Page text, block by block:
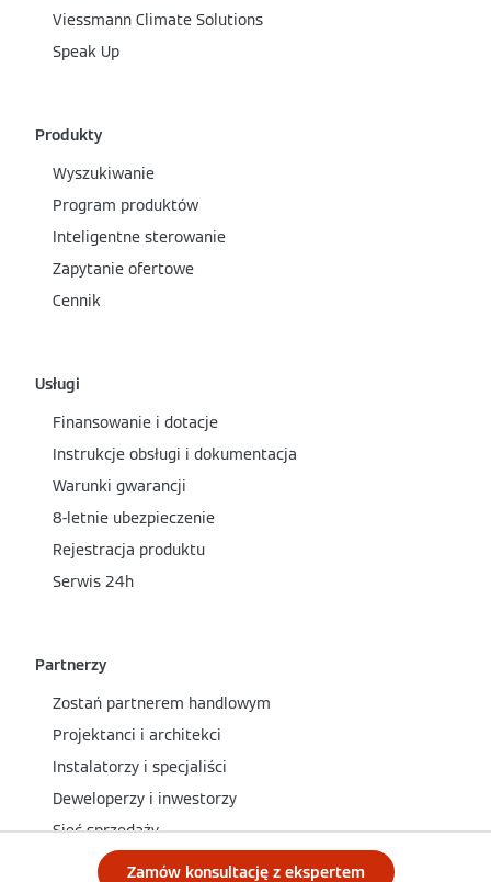
Zamów konsultację z ekspertem
Viessmann Climate Solutions
Speak Up
Produkty
Wyszukiwanie
Program produktów
Inteligentne sterowanie
Zapytanie ofertowe
Cennik
Usługi
Finansowanie i dotacje
Instrukcje obsługi i dokumentacja
Warunki gwarancji
8-letnie ubezpieczenie
Rejestracja produktu
Serwis 24h
Partnerzy
Zostań partnerem handlowym
Projektanci i architekci
Instalatorzy i specjaliści
Deweloperzy i inwestorzy
Sieć sprzedaży